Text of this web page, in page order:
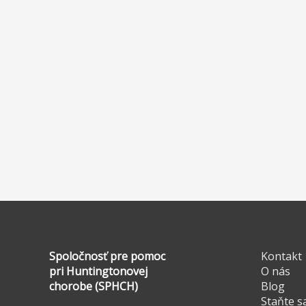
Spoločnosť pre pomoc
pri Huntingtonovej
chorobe (SPHCH)
Kontakt
O nás
Blog
Staňte